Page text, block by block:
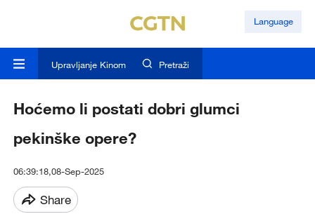
Language
Upravljanje Kinom Pretraži
Hoćemo li postati dobri glumci
pekinške opere?
06:39:18,08-Sep-2025
Share